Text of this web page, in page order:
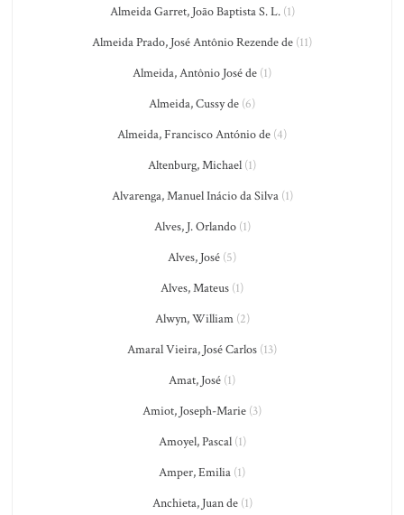
Almeida Garret, João Baptista S. L.(1)
Almeida Prado, José Antônio Rezende de (11)
Almeida, Antônio José de (1)
Almeida, Cussy de (6)
Almeida, Francisco António de (4)
Altenburg, Michael (1)
Alvarenga, Manuel Inácio da Silva(1)
Alves, J. Orlando(1)
Alves, José (5)
Alves, Mateus (1)
Alwyn, William(2)
Amaral Vieira, José Carlos (13)
Amat, José (1)
Amiot, Joseph-Marie (3)
Amoyel, Pascal(1)
Amper, Emilia (1)
Anchieta, Juan de(1)